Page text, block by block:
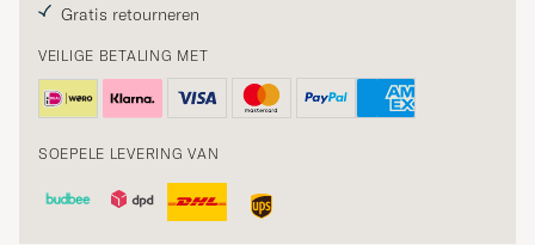
Gratis retourneren
VEILIGE BETALING MET
SOEPELE LEVERING VAN